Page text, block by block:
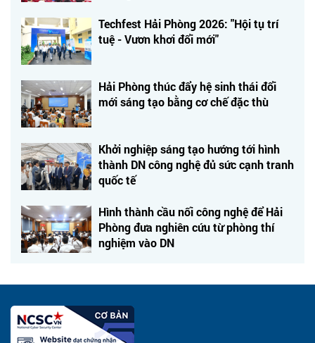
Techfest Hải Phòng 2026: "Hội tụ trí
tuệ - Vươn khơi đổi mới"
Hải Phòng thúc đẩy hệ sinh thái đổi
mới sáng tạo bằng cơ chế đặc thù
Khởi nghiệp sáng tạo hướng tới hình
thành DN công nghệ đủ sức cạnh tranh
quốc tế
Hình thành cầu nối công nghệ để Hải
Phòng đưa nghiên cứu từ phòng thí
nghiệm vào DN